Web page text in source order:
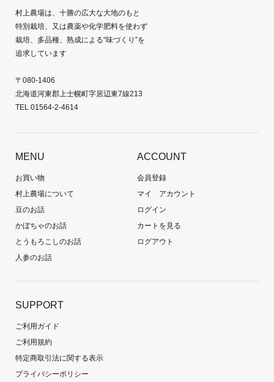
村上農場は、十勝の広大な大地のもと
特別栽培、又は農薬や化学肥料を使わず
栽培、多品種、熟成による“味づくり”を
追求しています
〒080-1406
北海道河東郡上士幌町字居辺東7線213
TEL 01564-2-4614
MENU
お買い物
村上農場について
豆のお話
かぼちゃのお話
とうもろこしのお話
人参のお話
ACCOUNT
会員登録
マイ アカウント
ログイン
カートを見る
ログアウト
SUPPORT
ご利用ガイド
ご利用規約
特定商取引法に関する表示
プライバシーポリシー